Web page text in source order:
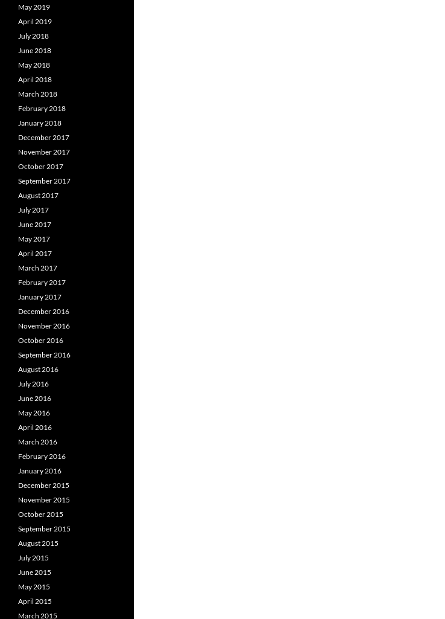
May 2019
April 2019
July 2018
June 2018
May 2018
April 2018
March 2018
February 2018
January 2018
December 2017
November 2017
October 2017
September 2017
August 2017
July 2017
June 2017
May 2017
April 2017
March 2017
February 2017
January 2017
December 2016
November 2016
October 2016
September 2016
August 2016
July 2016
June 2016
May 2016
April 2016
March 2016
February 2016
January 2016
December 2015
November 2015
October 2015
September 2015
August 2015
July 2015
June 2015
May 2015
April 2015
March 2015